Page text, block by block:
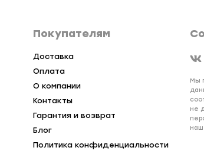
Покупателям
Доставка
Оплата
О компании
Контакты
Гарантия и возврат
Блог
Политика конфиденциальности
Мы
не
наш